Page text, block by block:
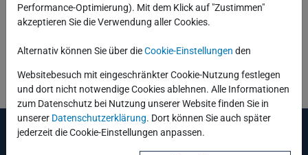
Zurück
Leistungen und Services
Performance-Optimierung). Mit dem Klick auf "Zustimmen"
akzeptieren Sie die Verwendung aller Cookies.
Alternativ können Sie über dieCookie-Einstellungen den
Websitebesuch mit eingeschränkter Cookie-Nutzung festlegen
und dort nicht notwendige Cookies ablehnen. Alle Informationen
zum Datenschutz bei Nutzung unserer Website finden Sie in
unserer Datenschutzerklärung. Dort können Sie auch später
jederzeit die Cookie-Einstellungen anpassen.